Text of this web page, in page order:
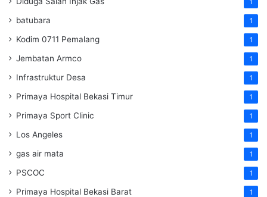
1
batubara 1
Kodim 0711 Pemalang 1
Jembatan Armco 1
Infrastruktur Desa 1
Primaya Hospital Bekasi Timur 1
Primaya Sport Clinic 1
Los Angeles 1
gas air mata 1
PSCOC 1
Primaya Hospital Bekasi Barat 1